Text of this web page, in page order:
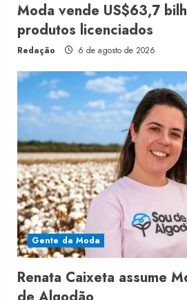
Moda vende US$63,7
produtos licenciados
Redação 6 de agosto de 2026
Gente da Moda
Renata Caixeta assume